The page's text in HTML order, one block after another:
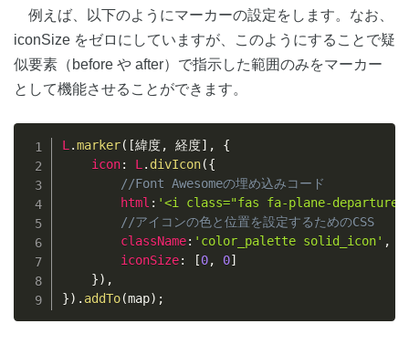
例えば、以下のようにマーカーの設定をします。なお、
iconSize をゼロにしていますが、このようにすることで疑
似要素（before や after）で指示した範囲のみをマーカー
として機能させることができます。
L .marker( [緯度, 経度] ,
{
icon: L . divIcon({
//Font Awesomeの埋め込みコード
html : '<i class="fas fa-plane-departure
//アイコンの色と位置を設定するためのCSS
className: 'color_palette solid_icon' ,
iconSize: [0, 0]
}) ,
}) . addTo(map) ;